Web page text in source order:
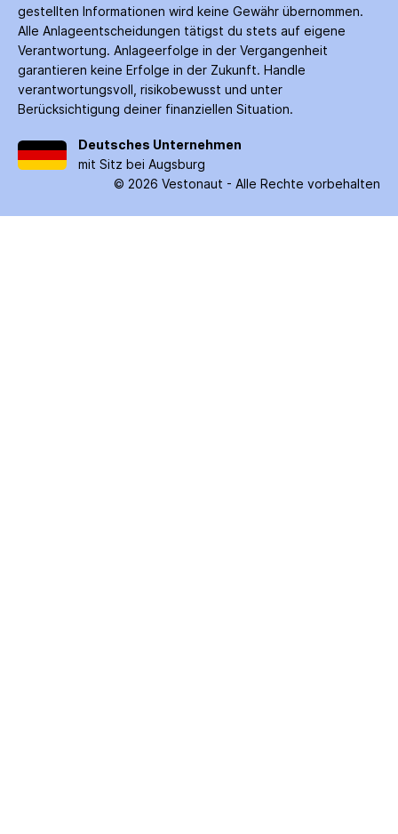
gestellten Informationen wird keine Gewähr über­nommen.
Alle Anlage­entscheidungen tätigst du stets auf eigene
Verantwortung. Anlage­erfolge in der Ver­gangenheit
garantieren keine Erfolge in der Zukunft. Handle
verantwortungsvoll, risiko­bewusst und unter
Berücksichtigung deiner finanziellen Situation.
Deutsches Unternehmen
mit Sitz bei Augsburg
© 2026 Vestonaut - Alle Rechte vorbehalten